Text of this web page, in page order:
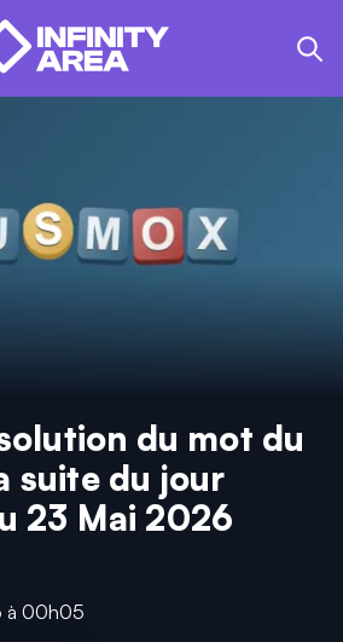
du mot du
suite du jour
23 Mai 2026
à 00h05